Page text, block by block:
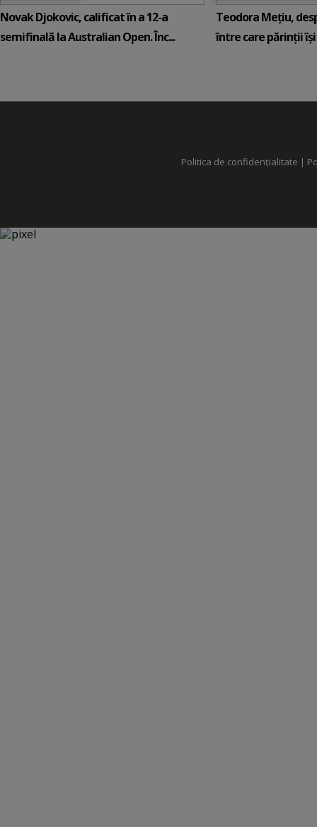
Novak Djokovic, calificat în a 12-a
semifinală la Australian Open. Înc...
Teodora Mețiu,
între care părinții își
Politica de confidențialitate |